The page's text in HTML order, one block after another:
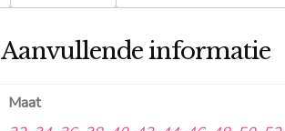
Aanvullende informatie
Maat